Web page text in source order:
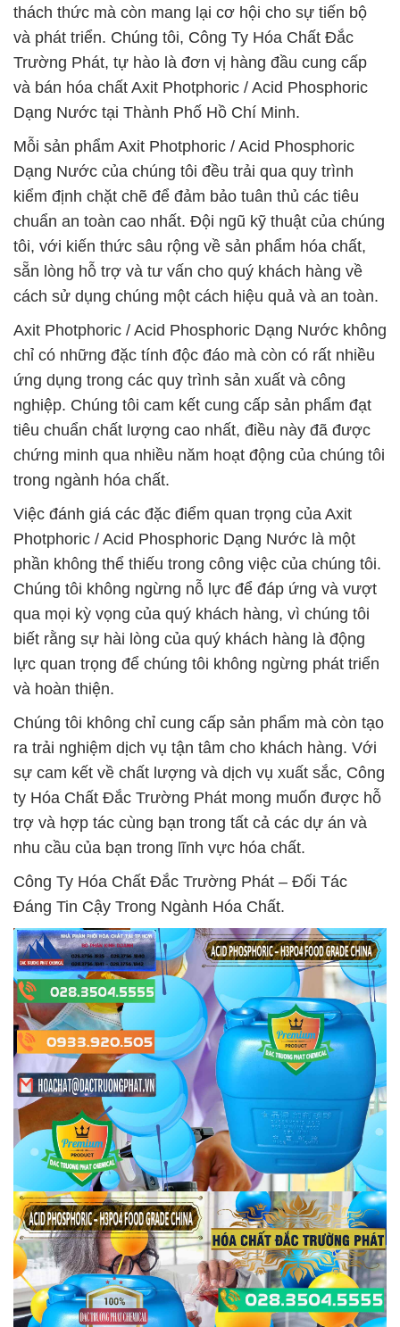
thách thức mà còn mang lại cơ hội cho sự tiến bộ
và phát triển. Chúng tôi, Công Ty Hóa Chất Đắc
Trường Phát, tự hào là đơn vị hàng đầu cung cấp
và bán hóa chất Axit Photphoric / Acid Phosphoric
Dạng Nước tại Thành Phố Hồ Chí Minh.
Mỗi sản phẩm Axit Photphoric / Acid Phosphoric
Dạng Nước của chúng tôi đều trải qua quy trình
kiểm định chặt chẽ để đảm bảo tuân thủ các tiêu
chuẩn an toàn cao nhất. Đội ngũ kỹ thuật của chúng
tôi, với kiến thức sâu rộng về sản phẩm hóa chất,
sẵn lòng hỗ trợ và tư vấn cho quý khách hàng về
cách sử dụng chúng một cách hiệu quả và an toàn.
Axit Photphoric / Acid Phosphoric Dạng Nước không
chỉ có những đặc tính độc đáo mà còn có rất nhiều
ứng dụng trong các quy trình sản xuất và công
nghiệp. Chúng tôi cam kết cung cấp sản phẩm đạt
tiêu chuẩn chất lượng cao nhất, điều này đã được
chứng minh qua nhiều năm hoạt động của chúng tôi
trong ngành hóa chất.
Việc đánh giá các đặc điểm quan trọng của Axit
Photphoric / Acid Phosphoric Dạng Nước là một
phần không thể thiếu trong công việc của chúng tôi.
Chúng tôi không ngừng nỗ lực để đáp ứng và vượt
qua mọi kỳ vọng của quý khách hàng, vì chúng tôi
biết rằng sự hài lòng của quý khách hàng là động
lực quan trọng để chúng tôi không ngừng phát triển
và hoàn thiện.
Chúng tôi không chỉ cung cấp sản phẩm mà còn tạo
ra trải nghiệm dịch vụ tận tâm cho khách hàng. Với
sự cam kết về chất lượng và dịch vụ xuất sắc, Công
ty Hóa Chất Đắc Trường Phát mong muốn được hỗ
trợ và hợp tác cùng bạn trong tất cả các dự án và
nhu cầu của bạn trong lĩnh vực hóa chất.
Công Ty Hóa Chất Đắc Trường Phát – Đối Tác
Đáng Tin Cậy Trong Ngành Hóa Chất.